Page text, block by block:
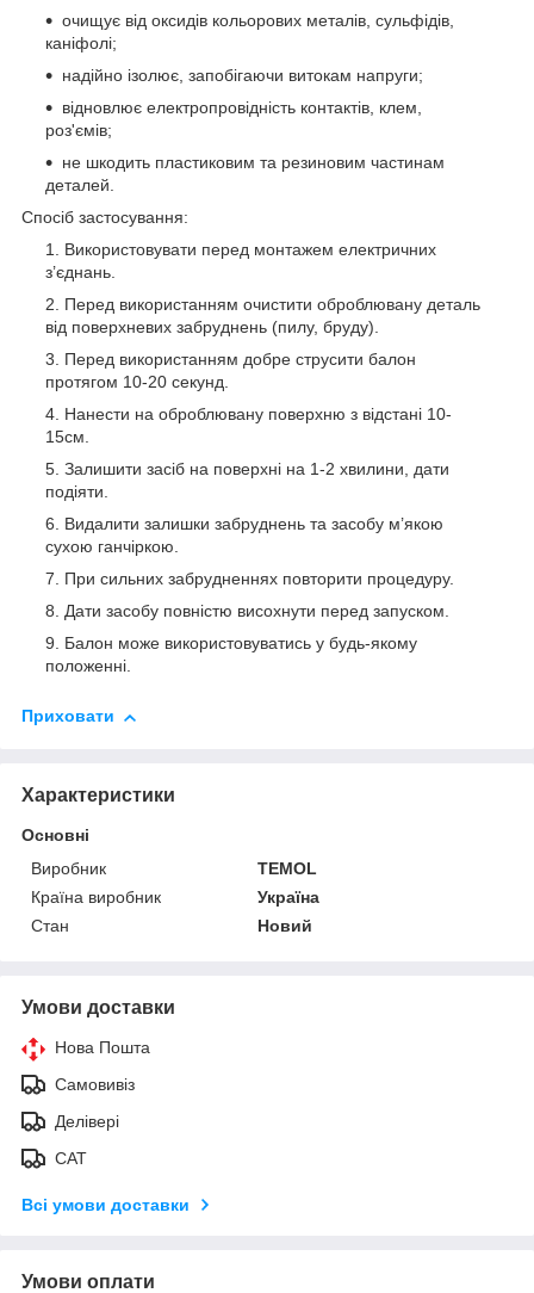
очищує від оксидів кольорових металів, сульфідів,
каніфолі;
надійно ізолює, запобігаючи витокам напруги;
відновлює електропровідність контактів, клем,
роз'ємів;
не шкодить пластиковим та резиновим частинам
деталей.
Спосіб застосування:
Використовувати перед монтажем електричних
з’єднань.
Перед використанням очистити оброблювану деталь
від поверхневих забруднень (пилу, бруду).
Перед використанням добре струсити балон
протягом 10-20 секунд.
Нанести на оброблювану поверхню з відстані 10-
15см.
Залишити засіб на поверхні на 1-2 хвилини, дати
подіяти.
Видалити залишки забруднень та засобу м’якою
сухою ганчіркою.
При сильних забрудненнях повторити процедуру.
Дати засобу повністю висохнути перед запуском.
Балон може використовуватись у будь-якому
положенні.
Приховати
Характеристики
Основні
Виробник
TEMOL
Країна виробник
Україна
Стан
Новий
Умови доставки
Нова Пошта
Самовивіз
Делівері
САТ
Всі умови доставки
Умови оплати